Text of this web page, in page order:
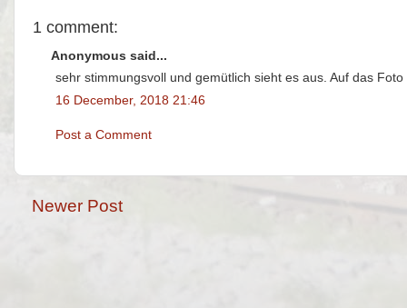
1 comment:
Anonymous said...
sehr stimmungsvoll und gemütlich sieht es aus. Auf das
16 December, 2018 21:46
Post a Comment
Newer Post